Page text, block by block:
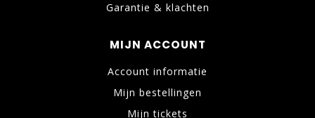
Garantie & klachten
MIJN ACCOUNT
Account informatie
Mijn bestellingen
Mijn tickets